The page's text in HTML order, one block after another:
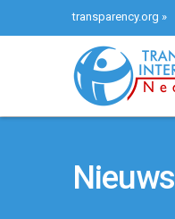
transparency.org »
Nieuws